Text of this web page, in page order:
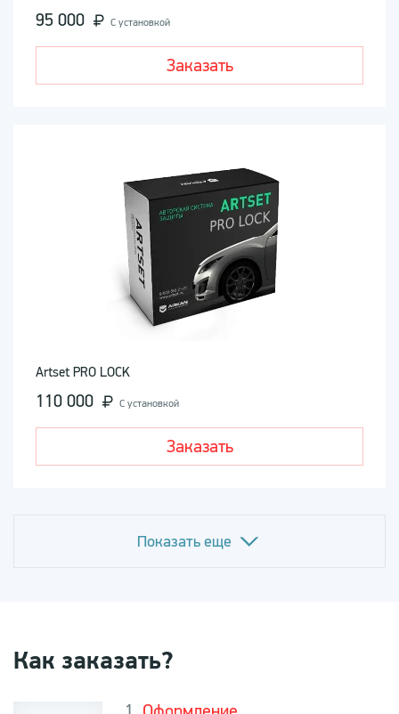
95 000 С установкой
Заказать
Artset PRO LOCK
110 000 С установкой
Заказать
Показать еще
Как заказать?